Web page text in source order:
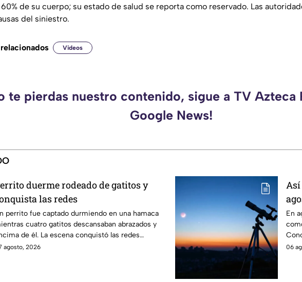
de su cuerpo; su estado de salud se reporta como reservado. Las
del siniestro.
Videos
te pierdas nuestro contenido, sigue a TV Azteca
Google News!
duerme rodeado de gatitos y
las redes
perrito fue captado durmiendo en una hamaca
cuatro gatitos descansaban abrazados y
de él. La escena conquistó las redes
agosto, 2026
Así
En
06